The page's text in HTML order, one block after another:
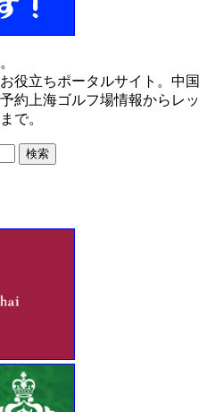
役立ちポータルサイト。中国
約上海ゴルフ場情報からレッ
で。